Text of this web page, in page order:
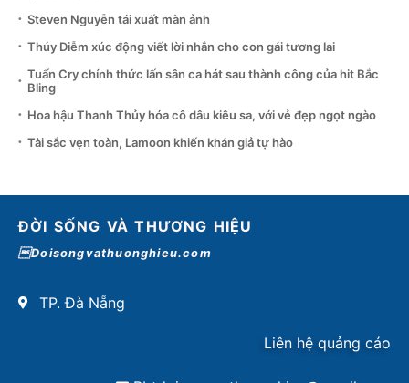
Steven Nguyễn tái xuất màn ảnh
Thúy Diễm xúc động viết lời nhắn cho con gái tương lai
Tuấn Cry chính thức lấn sân ca hát sau thành công của hit Bắc
Bling
Hoa hậu Thanh Thủy hóa cô dâu kiêu sa, với vẻ đẹp ngọt ngào
Tài sắc vẹn toàn, Lamoon khiến khán giả tự hào
ĐỜI SỐNG VÀ THƯƠNG HIỆU
Doisongvathuonghieu.com
TP. Đà Nẵng
Liên hệ quảng cáo